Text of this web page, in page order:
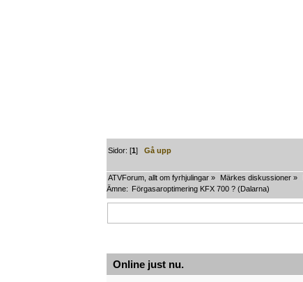
Sidor: [1]Gå upp
ATVForum, allt om fyrhjulingar » Märkes diskussioner »
Ämne: Förgasaroptimering KFX 700 ? (Dalarna)
Online just nu.